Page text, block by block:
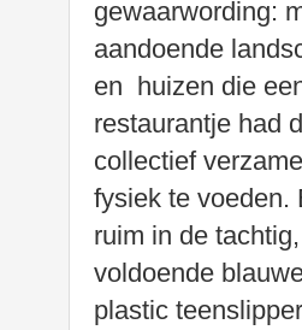
gewaarwording:
aandoende
en huizen die
restaurantje had
collectief
fysiek te voeden.
ruim in de
voldoende
plastic